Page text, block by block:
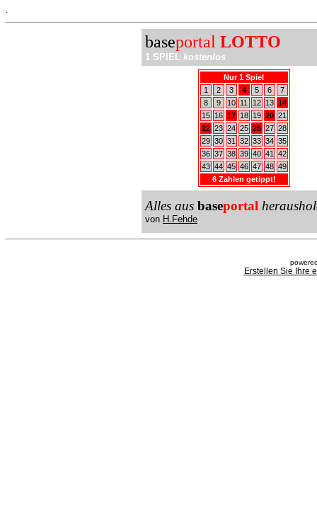
baseportal LOTTO
1 SPIEL kostenlos
Nur 1 Spiel
1
2 3 4 5 6
7
8
9 10 11 12 13 14
15
16 17 18 19 20 21
22 23 24 25 26 27 28
29 30 31 32 33 34 35
36 37 38 39 40 41
42
43 44 45 46 47 48 49
6 Zahlen getippt!
Alles aus baseportal
von H.Fehde
Erstellen Sie Ihre